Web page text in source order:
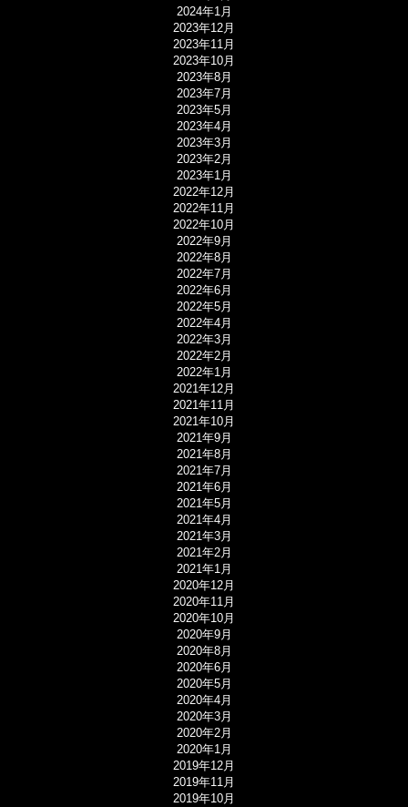
2024年1月
2023年12月
2023年11月
2023年10月
2023年8月
2023年7月
2023年5月
2023年4月
2023年3月
2023年2月
2023年1月
2022年12月
2022年11月
2022年10月
2022年9月
2022年8月
2022年7月
2022年6月
2022年5月
2022年4月
2022年3月
2022年2月
2022年1月
2021年12月
2021年11月
2021年10月
2021年9月
2021年8月
2021年7月
2021年6月
2021年5月
2021年4月
2021年3月
2021年2月
2021年1月
2020年12月
2020年11月
2020年10月
2020年9月
2020年8月
2020年6月
2020年5月
2020年4月
2020年3月
2020年2月
2020年1月
2019年12月
2019年11月
2019年10月